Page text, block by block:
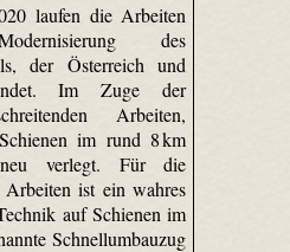
laufen die Arbeiten
des
der Österreich und
Im Zuge der
Arbeiten,
im rund 8 km
verlegt. Für die
Arbeiten ist ein wahres
auf Schienen im
Schnellumbauzug